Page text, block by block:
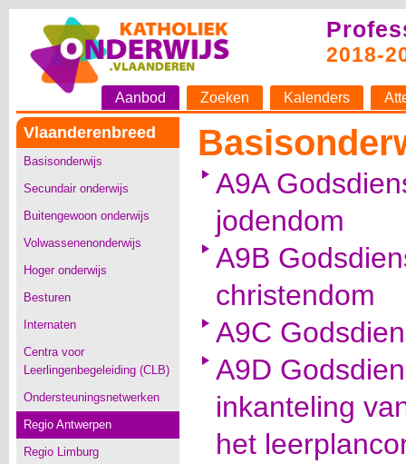
2018-
Aanbod Zoeken Kalenders
Vlaanderenbreed
Basisonderwijs
Secundair onderwijs
Buitengewoon onderwijs
Volwassenenonderwijs
Hoger onderwijs
Besturen
Internaten
Centra voor
Leerlingenbegeleiding (CLB)
Ondersteuningsnetwerken
Regio Antwerpen
Regio Limburg
A9A
jodendom
A9B
christendom
A9C
A9D
inkanteling
het